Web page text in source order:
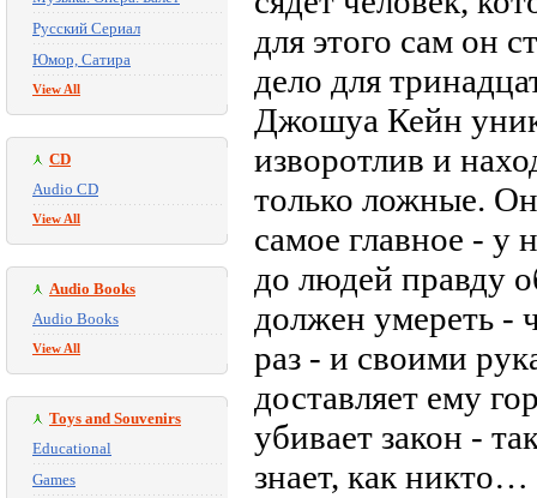
Русский Сериал
Юмор, Сатира
View All
CD
Audio CD
View All
Audio Books
Audio Books
View All
Toys and Souvenirs
Educational
Games
для этого сам он
дело для
Джошуа Кейн
изворотлив и
только ложные.
самое главное - у
до людей правду
должен умереть -
раз - и своими
доставляет ему
убивает закон -
знает, как